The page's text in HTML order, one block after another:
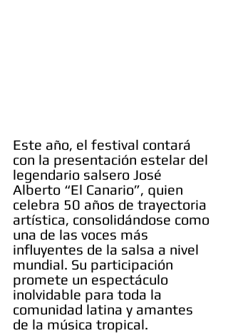
Este año, el festival contará
con la presentación estelar del
legendario salsero José
Alberto “El Canario”, quien
celebra 50 años de trayectoria
artística, consolidándose como
una de las voces más
influyentes de la salsa a nivel
mundial. Su participación
promete un espectáculo
inolvidable para toda la
comunidad latina y amantes
de la música tropical.